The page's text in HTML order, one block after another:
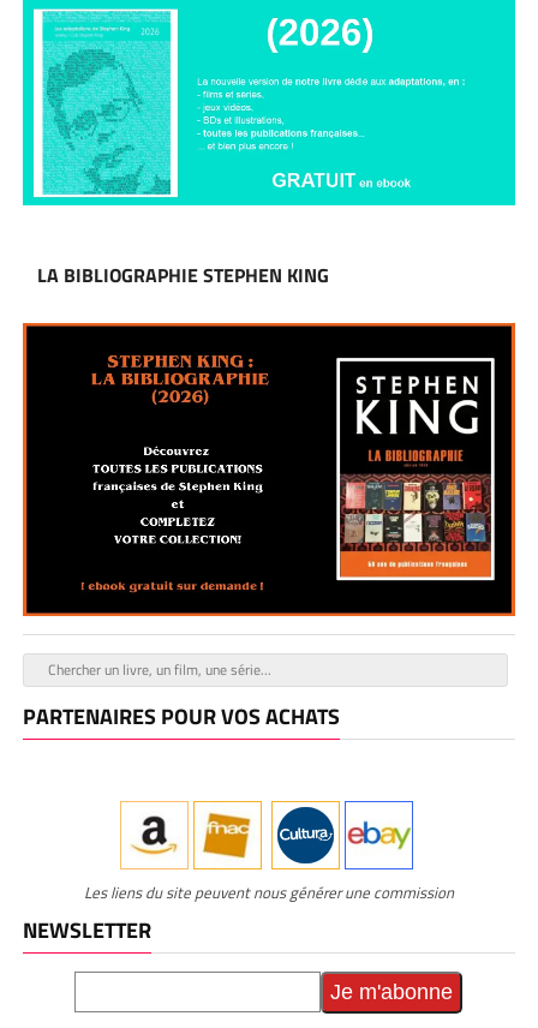
LA BIBLIOGRAPHIE STEPHEN KING
PARTENAIRES POUR VOS ACHATS
Les liens du site peuvent nous générer une commission
NEWSLETTER